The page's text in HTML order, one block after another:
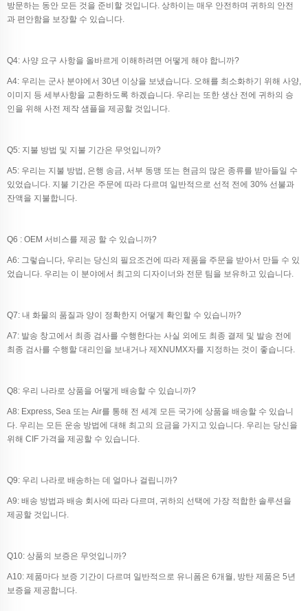
방문하는 동안 모든 것을 준비할 것입니다. 상하이는 매우 안전하며 귀하의 안전
과 편안함을 보장할 수 있습니다.
Q4: 사양 요구 사항을 올바르게 이해하려면 어떻게 해야 합니까?
A4: 우리는 군사 분야에서 30년 이상을 보냈습니다. 오해를 최소화하기 위해 사양,
이미지 등 세부사항을 교환하도록 하겠습니다. 우리는 또한 생산 전에 귀하의 승
인을 위해 사전 제작 샘플을 제공할 것입니다.
Q5: 지불 방법 및 지불 기간은 무엇입니까?
A5: 우리는 지불 방법, 은행 송금, 서부 동맹 또는 현금의 많은 종류를 받아들일 수
있었습니다. 지불 기간은 주문에 따라 다르며 일반적으로 선적 전에 30% 선불과
잔액을 지불합니다.
Q6 : OEM 서비스를 제공 할 수 있습니까?
A6: 그렇습니다, 우리는 당신의 필요조건에 따라 제품을 주문을 받아서 만들 수 있
었습니다. 우리는 이 분야에서 최고의 디자이너와 전문 팀을 보유하고 있습니다.
Q7: 내 화물의 품질과 양이 정확한지 어떻게 확인할 수 있습니까?
A7: 발송 창고에서 최종 검사를 수행한다는 사실 외에도 최종 결제 및 발송 전에
최종 검사를 수행할 대리인을 보내거나 제XNUMX자를 지정하는 것이 좋습니다.
Q8: 우리 나라로 상품을 어떻게 배송할 수 있습니까?
A8: Express, Sea 또는 Air를 통해 전 세계 모든 국가에 상품을 배송할 수 있습니
다. 우리는 모든 운송 방법에 대해 최고의 요금을 가지고 있습니다. 우리는 당신을
위해 CIF 가격을 제공할 수 있습니다.
Q9: 우리 나라로 배송하는 데 얼마나 걸립니까?
A9: 배송 방법과 배송 회사에 따라 다르며, 귀하의 선택에 가장 적합한 솔루션을
제공할 것입니다.
Q10: 상품의 보증은 무엇입니까?
A10: 제품마다 보증 기간이 다르며 일반적으로 유니폼은 6개월, 방탄 제품은 5년
보증을 제공합니다.